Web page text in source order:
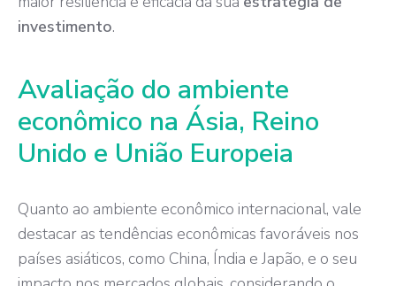
investimento.
Avaliação do ambiente
econômico na Ásia, Reino
Unido e União Europeia
Quanto ao ambiente econômico internacional, vale
destacar as tendências econômicas favoráveis nos
países asiáticos, como China, Índia e Japão, e o seu